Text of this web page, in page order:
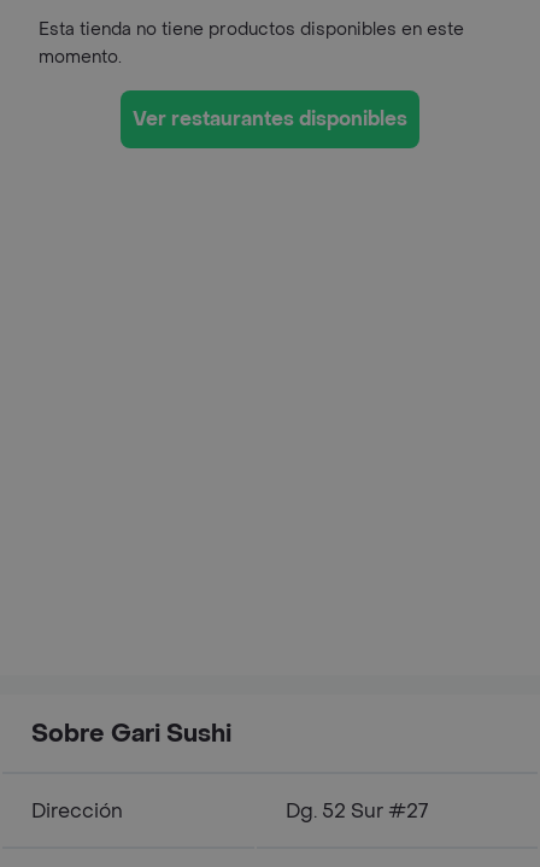
Esta tienda no tiene productos disponibles en este
momento.
Ver restaurantes disponibles
Sobre Gari Sushi
Dirección Dg. 52 Sur #27